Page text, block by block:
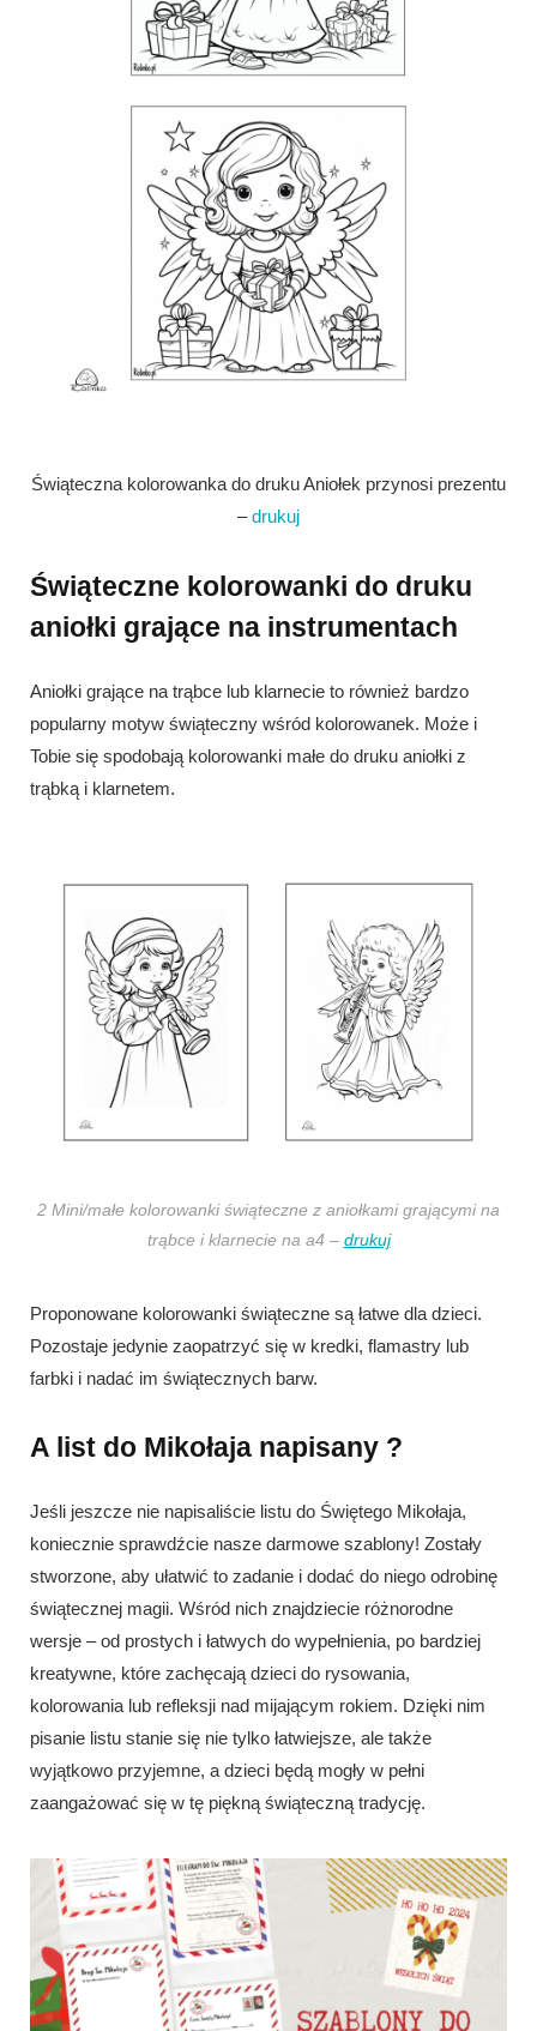
Świąteczna kolorowanka do druku Aniołek przynosi prezentu
–drukuj
Świąteczne kolorowanki do druku
aniołki grające na instrumentach
Aniołki grające na trąbce lub klarnecie to również bardzo
popularny motyw świąteczny wśród kolorowanek. Może i
Tobie się spodobają kolorowanki małe do druku aniołki z
trąbką i klarnetem.
2 Mini/małe kolorowanki świąteczne z aniołkami grającymi na
trąbce i klarnecie na a4 – drukuj
Proponowane kolorowanki świąteczne są łatwe dla dzieci.
Pozostaje jedynie zaopatrzyć się w kredki, flamastry lub
farbki i nadać im świątecznych barw.
A list do Mikołaja napisany ?
Jeśli jeszcze nie napisaliście listu do Świętego Mikołaja,
koniecznie sprawdźcie nasze darmowe szablony! Zostały
stworzone, aby ułatwić to zadanie i dodać do niego odrobinę
świątecznej magii. Wśród nich znajdziecie różnorodne
wersje – od prostych i łatwych do wypełnienia, po bardziej
kreatywne, które zachęcają dzieci do rysowania,
kolorowania lub refleksji nad mijającym rokiem. Dzięki nim
pisanie listu stanie się nie tylko łatwiejsze, ale także
wyjątkowo przyjemne, a dzieci będą mogły w pełni
zaangażować się w tę piękną świąteczną tradycję.